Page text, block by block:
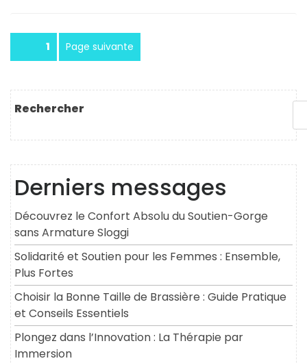
Pagination
des
publications
Page1 Page suivante
Rechercher
Derniers messages
Découvrez le Confort Absolu du Soutien-Gorge
sans Armature Sloggi
Solidarité et Soutien pour les Femmes : Ensemble,
Plus Fortes
Choisir la Bonne Taille de Brassière : Guide Pratique
et Conseils Essentiels
Plongez dans l’Innovation : La Thérapie par
Immersion